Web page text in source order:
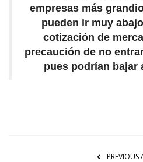
empresas más
pueden ir muy
cotización de
precaución de no
pues podrían bajar
PREVIOUS